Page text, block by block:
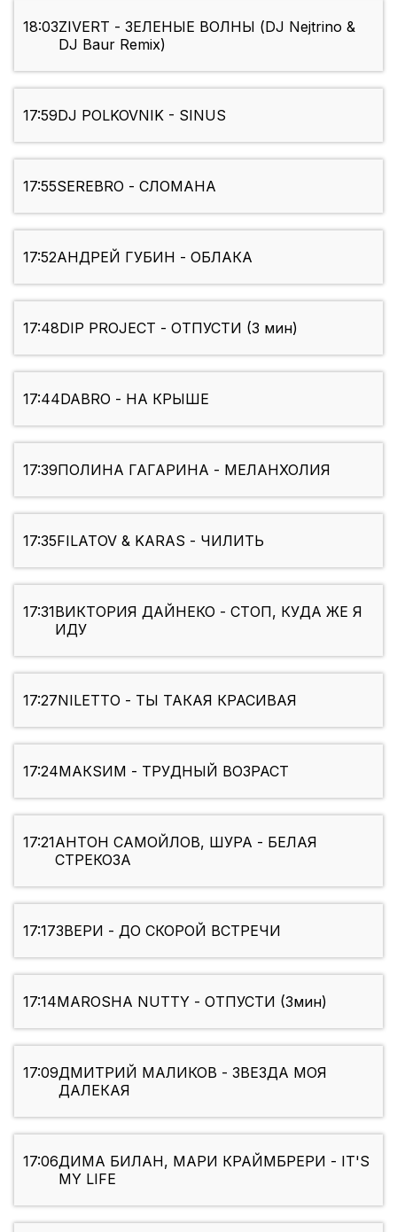
18:03ZIVERT - ЗЕЛЕНЫЕ ВОЛНЫ (DJ Nejtrino &
DJ Baur Remix)
17:59DJ POLKOVNIK - SINUS
17:55SEREBRO - СЛОМАНА
17:52АНДРЕЙ ГУБИН - ОБЛАКА
17:48DIP PROJECT - ОТПУСТИ (3 мин)
17:44DABRO - НА КРЫШЕ
17:39ПОЛИНА ГАГАРИНА - МЕЛАНХОЛИЯ
17:35FILATOV & KARAS - ЧИЛИТЬ
17:31ВИКТОРИЯ ДАЙНЕКО - СТОП, КУДА ЖЕ Я
ИДУ
17:27NILETTO - ТЫ ТАКАЯ КРАСИВАЯ
17:24МАКSИМ - ТРУДНЫЙ ВОЗРАСТ
17:21АНТОН САМОЙЛОВ, ШУРА - БЕЛАЯ
СТРЕКОЗА
17:17ЗВЕРИ - ДО СКОРОЙ ВСТРЕЧИ
17:14MAROSHA NUTTY - ОТПУСТИ (3мин)
17:09ДМИТРИЙ МАЛИКОВ - ЗВЕЗДА МОЯ
ДАЛЕКАЯ
17:06ДИМА БИЛАН, МАРИ КРАЙМБРЕРИ - IT'S
MY LIFE